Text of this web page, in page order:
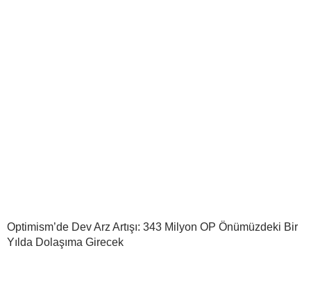
Optimism’de Dev Arz Artışı: 343 Milyon OP Önümüzdeki Bir
Yılda Dolaşıma Girecek